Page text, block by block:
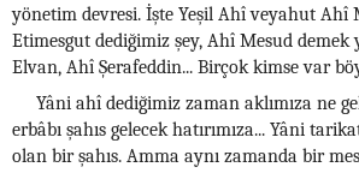
yönetim devresi. İşte Yeşil Ahî veyahut Ahî
Etimesgut dediğimiz şey, Ahî Mesud
Elvan, Ahî Şerafeddin... Birçok kimse var
Yâni ahî dediğimiz zaman aklımıza ne
erbâbı şahıs gelecek hatırımıza... Yâni
olan bir şahıs. Amma aynı zamanda bir